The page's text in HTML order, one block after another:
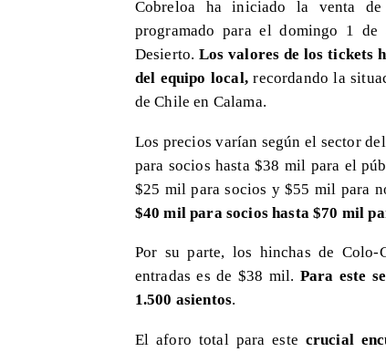
Cobreloa ha iniciado la venta de
programado para el domingo 1
Desierto. Los valores de los tickets
del equipo local, recordando la
de Chile en Calama.
Los precios varían según el sector
para socios hasta $38 mil para el
$25 mil para socios y $55 mil para
$40 mil para socios hasta $70 mil
Por su parte, los hinchas de
entradas es de $38 mil. Para este
1.500 asientos.
El aforo total para este crucial